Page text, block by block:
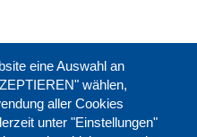
eine Auswahl an
wählen,
aller Cookies
unter "Einstellungen"